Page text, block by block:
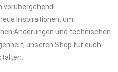
vorübergehend!
Inspirationen, um
Änderungen und technischen
unseren Shop für euch